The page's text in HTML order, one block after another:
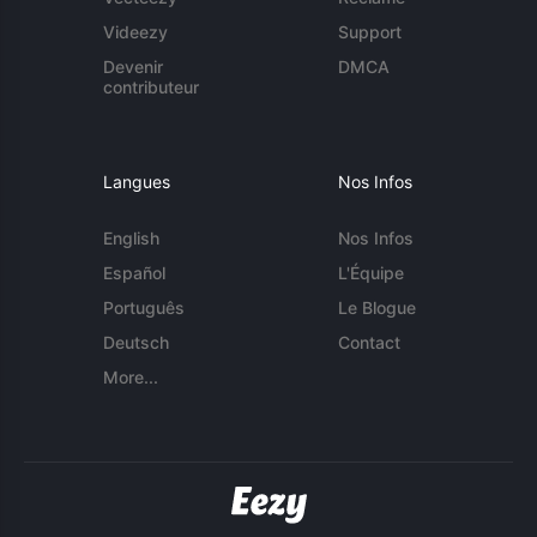
Videezy
Devenir
contributeur
Support
DMCA
Langues
English
Español
Português
Deutsch
More...
Nos Infos
Nos Infos
L'Équipe
Le Blogue
Contact